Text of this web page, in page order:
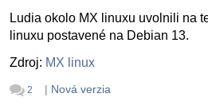
Ludia okolo MX linuxu uvolnili na
linuxu postavené na Debian 13.
Zdroj: MX linux
2 | Nová verzia